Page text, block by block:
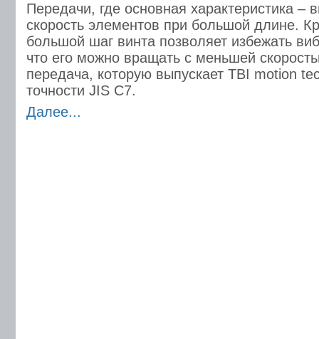
Передачи, где основная характеристика –
скорость элементов при большой длине.
большой шаг винта позволяет избежать
что его можно вращать с меньшей
передача, которую выпускает TBI motion
точности JIS C7.
Далее...